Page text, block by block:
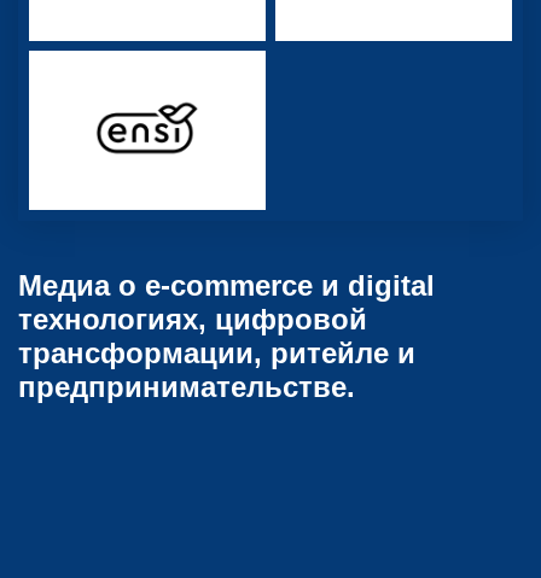
Медиа о e-commerce и digital
технологиях, цифровой
трансформации, ритейле и
предпринимательстве.